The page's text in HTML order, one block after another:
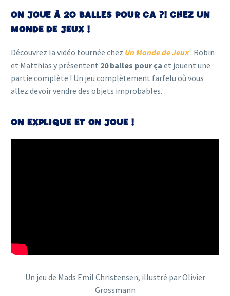
ON JOUE À 20 BALLES POUR CA ?! CHEZ UN
MONDE DE JEUX !
Découvrez la vidéo tournée chez Un Monde de Jeux : Robin
et Matthias y présentent 20 balles pour ça et jouent une
partie complète ! Un jeu complètement farfelu où vous
allez devoir vendre des objets improbables.
ON EXPLIQUE ET ON JOUE !
Un jeu de Mads Emil Christensen, illustré par Olivier
Grossmann